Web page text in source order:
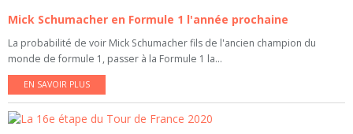
Mick Schumacher en Formule 1 l'année prochaine
La probabilité de voir Mick Schumacher fils de l'ancien champion du
monde de formule 1, passer à la Formule 1 la...
EN SAVOIR PLUS